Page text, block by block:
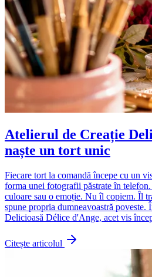
Atelierul de Creație
naște un tort unic
Fiecare tort la comandă începe cu un
forma unei fotografii păstrate în
culoare sau o emoție. Nu îl copiem. Îl
spune propria dumneavoastră poveste.
Delicioasă Délice d'Ange, acet vis
Citește articolul